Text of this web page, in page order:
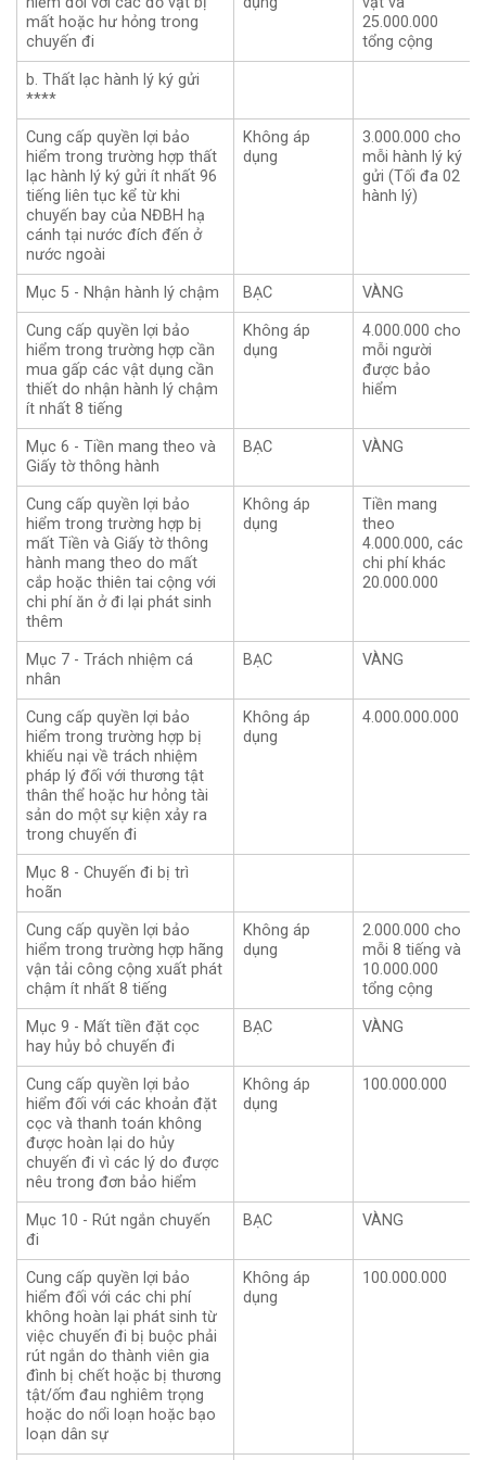
mất hoặc hư hỏng trong
chuyến đi
25.000.000
tổng cộng
b. Thất lạc hành lý ký gửi
****
Cung cấp quyền lợi bảo
hiểm trong trường hợp thất
lạc hành lý ký gửi ít nhất 96
tiếng liên tục kể từ khi
chuyến bay của NĐBH hạ
cánh tại nước đích đến ở
nước ngoài
Không áp
dụng
3.000.000 cho
mỗi hành lý ký
gửi (Tối đa 02
hành lý)
Mục 5 - Nhận hành lý chậm BẠC VÀNG
Cung cấp quyền lợi bảo
hiểm trong trường hợp cần
mua gấp các vật dụng cần
thiết do nhận hành lý chậm
ít nhất 8 tiếng
Không áp
dụng
4.000.000 cho
mỗi người
được bảo
hiểm
Mục 6 - Tiền mang theo và
Giấy tờ thông hành
BẠC VÀNG
Cung cấp quyền lợi bảo
hiểm trong trường hợp bị
mất Tiền và Giấy tờ thông
hành mang theo do mất
cắp hoặc thiên tai cộng với
chi phí ăn ở đi lại phát sinh
thêm
Không áp
dụng
Tiền mang
theo
4.000.000, các
chi phí khác
20.000.000
Mục 7 - Trách nhiệm cá
nhân
BẠC VÀNG
Cung cấp quyền lợi bảo
hiểm trong trường hợp bị
khiếu nại về trách nhiệm
pháp lý đối với thương tật
thân thể hoặc hư hỏng tài
sản do một sự kiện xảy ra
trong chuyến đi
Không áp
dụng
4.000.000.000
Mục 8 - Chuyến đi bị trì
hoãn
Cung cấp quyền lợi bảo
hiểm trong trường hợp hãng
vận tải công cộng xuất phát
chậm ít nhất 8 tiếng
Không áp
dụng
2.000.000 cho
mỗi 8 tiếng và
10.000.000
tổng cộng
Mục 9 - Mất tiền đặt cọc
hay hủy bỏ chuyến đi
BẠC VÀNG
Cung cấp quyền lợi bảo
hiểm đối với các khoản đặt
cọc và thanh toán không
được hoàn lại do hủy
chuyến đi vì các lý do được
nêu trong đơn bảo hiểm
Không áp
dụng
100.000.000
Mục 10 - Rút ngắn chuyến
đi
BẠC VÀNG
Cung cấp quyền lợi bảo
hiểm đối với các chi phí
không hoàn lại phát sinh từ
việc chuyến đi bị buộc phải
rút ngắn do thành viên gia
đình bị chết hoặc bị thương
tật/ốm đau nghiêm trọng
hoặc do nổi loạn hoặc bạo
loạn dân sự
Không áp
dụng
100.000.000